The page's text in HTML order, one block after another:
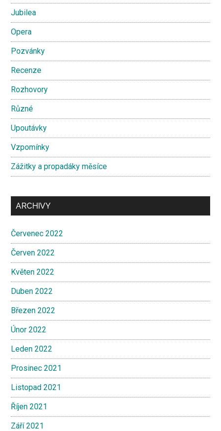
Jubilea
Opera
Pozvánky
Recenze
Rozhovory
Různé
Upoutávky
Vzpomínky
Zážitky a propadáky měsíce
ARCHIVY
Červenec 2022
Červen 2022
Květen 2022
Duben 2022
Březen 2022
Únor 2022
Leden 2022
Prosinec 2021
Listopad 2021
Říjen 2021
Září 2021